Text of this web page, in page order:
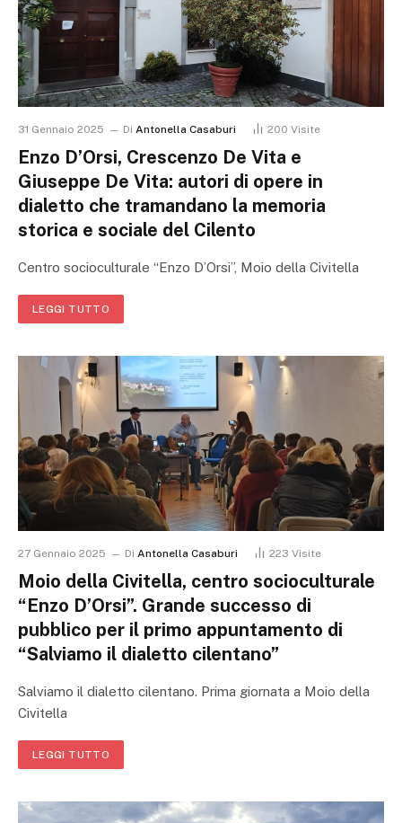
31 Gennaio 2025 Di Antonella Casaburi 200 Visite
Enzo D’Orsi, Crescenzo De Vita e
Giuseppe De Vita: autori di opere in
dialetto che tramandano la memoria
storica e sociale del Cilento
Centro socioculturale “Enzo D’Orsi”, Moio della Civitella
LEGGI TUTTO
27 Gennaio 2025 Di Antonella Casaburi 223 Visite
Moio della Civitella, centro socioculturale
“Enzo D’Orsi”. Grande successo di
pubblico per il primo appuntamento di
“Salviamo il dialetto cilentano”
Salviamo il dialetto cilentano. Prima giornata a Moio della
Civitella
LEGGI TUTTO